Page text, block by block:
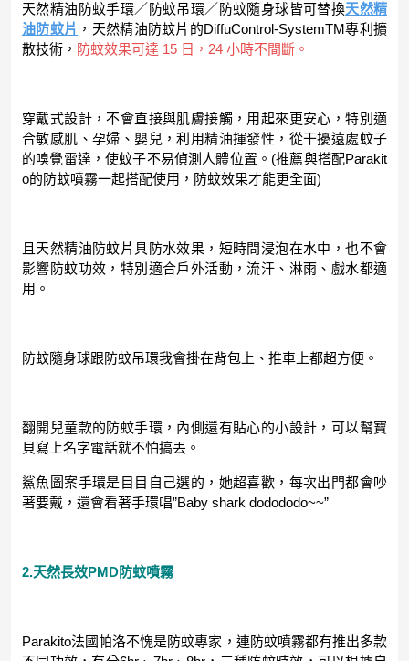
天然精油防蚊手環／防蚊吊環／防蚊隨身球皆可替換天然精
油防蚊片 ，天然精油防蚊片的DiffuControl-SystemTM專利擴
散技術， 防蚊效果可達 15 日，24 小時不間斷。
穿戴式設計，不會直接與肌膚接觸，用起來更安心，特別適
合敏感肌、孕婦、嬰兒，利用精油揮發性，從干擾遠處蚊子
的嗅覺雷達，使蚊子不易偵測人體位置。(推薦與搭配Parakit
o的防蚊噴霧一起搭配使用，防蚊效果才能更全面)
且天然精油防蚊片具防水效果，短時間浸泡在水中，也不會
影響防蚊功效，特別適合戶外活動，流汗、淋雨、戲水都適
用。
防蚊隨身球跟防蚊吊環我會掛在背包上、推車上都超方便。
翻開兒童款的防蚊手環，內側還有貼心的小設計，可以幫寶
貝寫上名字電話就不怕搞丟。
鯊魚圖案手環是目目自己選的，她超喜歡，每次出門都會吵
著要戴，還會看著手環唱”Baby shark dodododo~~”
2.天然長效PMD防蚊噴霧
Parakito法國帕洛不愧是防蚊專家，連防蚊噴霧都有推出多款